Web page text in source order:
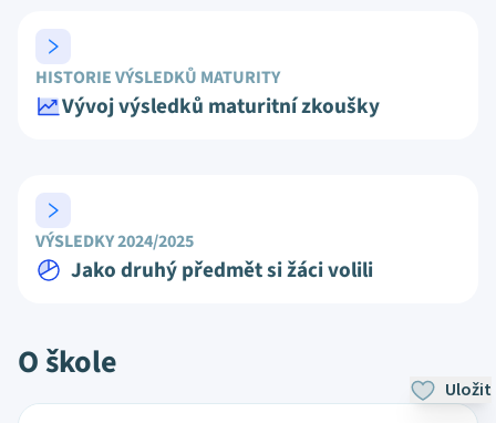
HISTORIE VÝSLEDKŮ MATURITY
Vývoj výsledků maturitní zkoušky
VÝSLEDKY 2024/2025
Jako druhý předmět si žáci volili
O škole
Uložit